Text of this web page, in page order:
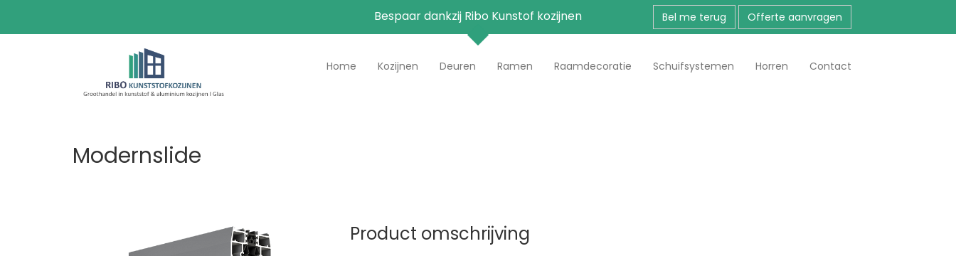
Bespaar dankzij Ribo Kunstof kozijnen Bel me terug Offerte aanvragen
Home Kozijnen Deuren Ramen Raamdecoratie Schuifsystemen Horren Contact
Modernslide
Product omschrijving